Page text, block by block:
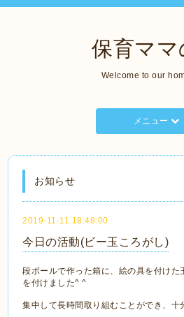
保育ママ
Welcome to our
メニュー
お知らせ
2019-11-11 18:48:00
今日の活動(ビー玉ころがし)
段ボールで作った箱に、絵の具を付けた
を付けました^ ^
集中して長時間取り組むことができ、十